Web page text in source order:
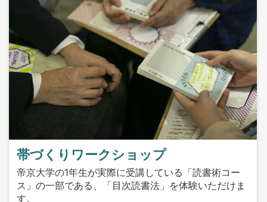
帯づくりワークショップ
帝京大学の1年生が実際に受講している「読書術コー
ス」の一部である、「目次読書法」を体験いただけま
す。